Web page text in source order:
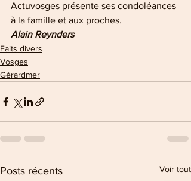
Actuvosges présente ses condoléances
à la famille et aux proches.
Alain Reynders
Faits divers
Vosges
Gérardmer
Posts récents Voir tout